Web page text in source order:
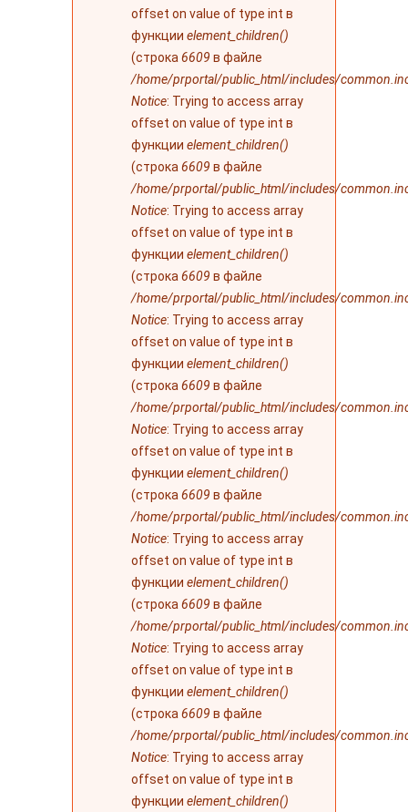
offset on value of type int в
функции element_children()
(строка 6609 в файле
/home/prportal/public_html/includes/
Notice: Trying to access array
offset on value of type int в
функции element_children()
(строка 6609 в файле
/home/prportal/public_html/includes/
Notice: Trying to access array
offset on value of type int в
функции element_children()
(строка 6609 в файле
/home/prportal/public_html/includes/
Notice: Trying to access array
offset on value of type int в
функции element_children()
(строка 6609 в файле
/home/prportal/public_html/includes/
Notice: Trying to access array
offset on value of type int в
функции element_children()
(строка 6609 в файле
/home/prportal/public_html/includes/
Notice: Trying to access array
offset on value of type int в
функции element_children()
(строка 6609 в файле
/home/prportal/public_html/includes/
Notice: Trying to access array
offset on value of type int в
функции element_children()
(строка 6609 в файле
/home/prportal/public_html/includes/
Notice: Trying to access array
offset on value of type int в
функции element_children()